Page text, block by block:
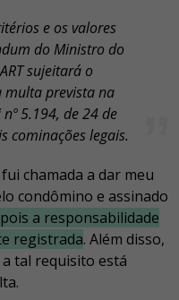
e os valores
do Ministro do
sujeitará o
multa prevista na
5.194, de 24 de
cominações legais.
chamada a dar meu
condômino e assinado
a responsabilidade
registrada. Além disso,
tal requisito está